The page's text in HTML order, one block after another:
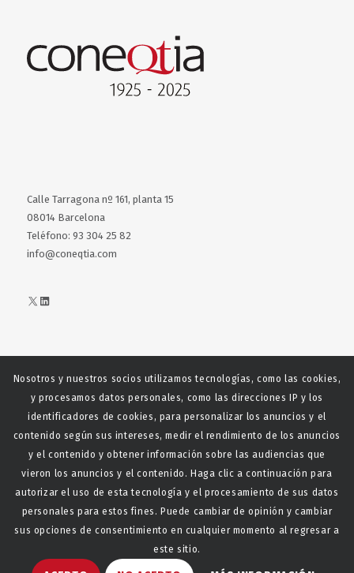
Calle Tarragona nº 161, planta 15
08014 Barcelona
Teléfono: 93 304 25 82
info@coneqtia.com
X LinkedIn
Web realizada con el patrocinio del Centro Español del Centro
Español de Derechos Reprofráficos
© Copyright - CONEQTIA. Diseño y desarrollo web La
Nosotros y nuestros socios utilizamos tecnologías, como las cookies,
y procesamos datos personales, como las direcciones IP y los
identificadores de cookies, para personalizar los anuncios y el
contenido según sus intereses, medir el rendimiento de los anuncios
y el contenido y obtener información sobre las audiencias que
vieron los anuncios y el contenido. Haga clic a continuación para
autorizar el uso de esta tecnología y el procesamiento de sus datos
personales para estos fines. Puede cambiar de opinión y cambiar
sus opciones de consentimiento en cualquier momento al regresar a
este sitio.